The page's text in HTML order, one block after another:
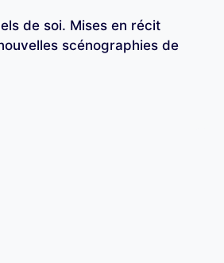
de soi. Mises en récit
scénographies de